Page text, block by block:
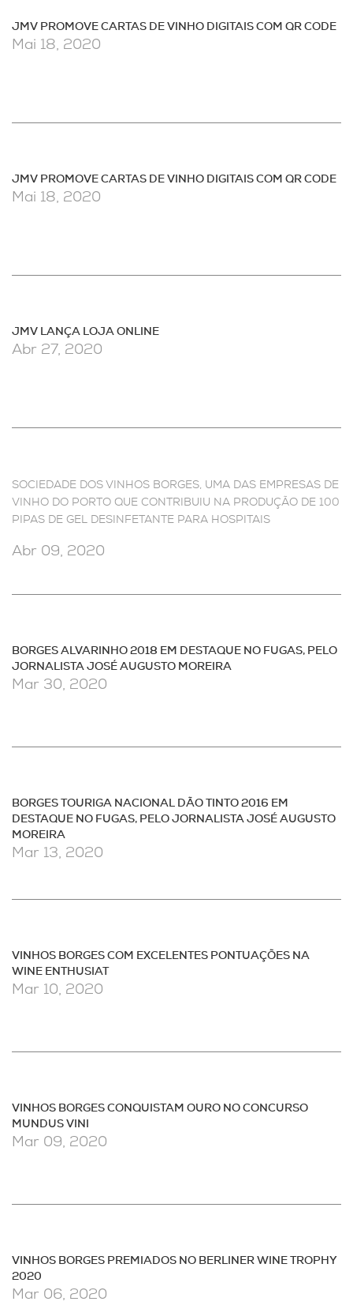
JMV PROMOVE CARTAS DE VINHO DIGITAIS COM QR CODE
Mai 18, 2020
JMV PROMOVE CARTAS DE VINHO DIGITAIS COM QR CODE
Mai 18, 2020
JMV LANÇA LOJA ONLINE
Abr 27, 2020
SOCIEDADE DOS VINHOS BORGES, UMA DAS EMPRESAS DE
VINHO DO PORTO QUE CONTRIBUIU NA PRODUÇÃO DE 100
PIPAS DE GEL DESINFETANTE PARA HOSPITAIS
Abr 09, 2020
BORGES ALVARINHO 2018 EM DESTAQUE NO FUGAS, PELO
JORNALISTA JOSÉ AUGUSTO MOREIRA
Mar 30, 2020
BORGES TOURIGA NACIONAL DÃO TINTO 2016 EM
DESTAQUE NO FUGAS, PELO JORNALISTA JOSÉ AUGUSTO
MOREIRA
Mar 13, 2020
VINHOS BORGES COM EXCELENTES PONTUAÇÕES NA
WINE ENTHUSIAT
Mar 10, 2020
VINHOS BORGES CONQUISTAM OURO NO CONCURSO
MUNDUS VINI
Mar 09, 2020
VINHOS BORGES PREMIADOS NO BERLINER WINE TROPHY
2020
Mar 06, 2020